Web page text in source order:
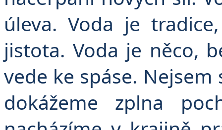
úleva. Voda je
jistota. Voda je něco,
vede ke spáse.
dokážeme zplna